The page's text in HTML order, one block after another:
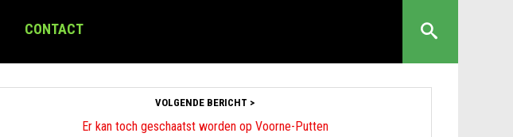
CONTACT
VOLGENDE BERICHT >
Er kan toch geschaatst worden op Voorne-Putten